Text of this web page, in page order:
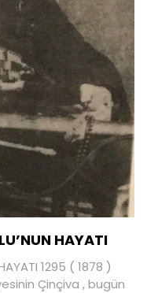
HAYATI
1295 ( 1878 )
Çinçiva , bugün